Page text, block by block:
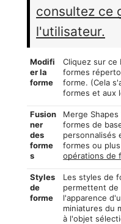
consultez ce
l'utilisateur.
Modifi
er la
forme
Cliquez sur ce
formes
forme. (Cela
formes et aux
Fusion
ner
des
forme
s
Merge
formes de
personnalisés
formes ou
opérations de
Styles
de
forme
Les styles de
permettent de
l'apparence
miniatures du
à l'objet